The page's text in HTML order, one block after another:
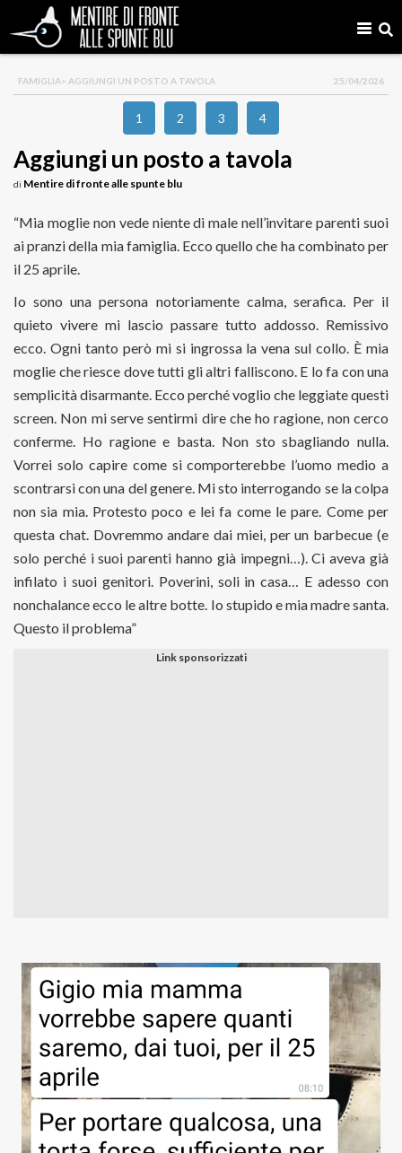
FAMIGLIA> AGGIUNGI UN POSTO A TAVOLA 25/04/2026
1 2 3 4
Aggiungi un posto a tavola
di Mentire di fronte alle spunte blu
“Mia moglie non vede niente di male nell’invitare parenti suoi
ai pranzi della mia famiglia. Ecco quello che ha combinato per
il 25 aprile.
Io sono una persona notoriamente calma, serafica. Per il
quieto vivere mi lascio passare tutto addosso. Remissivo
ecco. Ogni tanto però mi si ingrossa la vena sul collo. È mia
moglie che riesce dove tutti gli altri falliscono. E lo fa con una
semplicità disarmante. Ecco perché voglio che leggiate questi
screen. Non mi serve sentirmi dire che ho ragione, non cerco
conferme. Ho ragione e basta. Non sto sbagliando nulla.
Vorrei solo capire come si comporterebbe l’uomo medio a
scontrarsi con una del genere. Mi sto interrogando se la colpa
non sia mia. Protesto poco e lei fa come le pare. Come per
questa chat. Dovremmo andare dai miei, per un barbecue (e
solo perché i suoi parenti hanno già impegni…). Ci aveva già
infilato i suoi genitori. Poverini, soli in casa… E adesso con
nonchalance ecco le altre botte. Io stupido e mia madre santa.
Questo il problema”